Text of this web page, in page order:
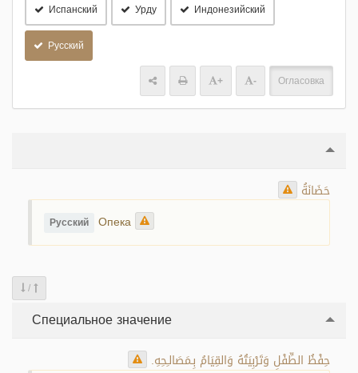
Испанский Урду Индонезийский
Русский
+
- Огласовка
حَضَانَةُ
Русский Опека
/
Специальное значение
حِفْظُ الطِّفْلِ وَتَرْبِيَتُهُ وَالقِيَامُ بِـمَصَالـِحِهِ.